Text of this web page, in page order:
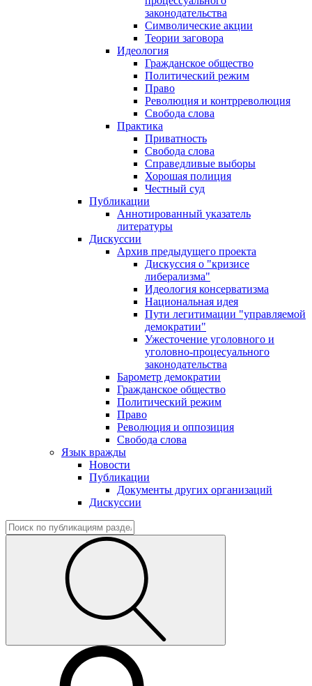
законодательства
Символические акции
Теории заговора
Идеология
Гражданское общество
Политический режим
Право
Революция и контрреволюция
Свобода слова
Практика
Приватность
Свобода слова
Справедливые выборы
Хорошая полиция
Честный суд
Публикации
Аннотированный указатель
литературы
Дискуссии
Архив предыдущего проекта
Дискуссия о "кризисе
либерализма"
Идеология консерватизма
Национальная идея
Пути легитимации "управляемой
демократии"
Ужесточение уголовного и
уголовно-процесуального
законодательства
Барометр демократии
Гражданское общество
Политический режим
Право
Революция и оппозиция
Свобода слова
Язык вражды
Новости
Публикации
Документы других организаций
Дискуссии